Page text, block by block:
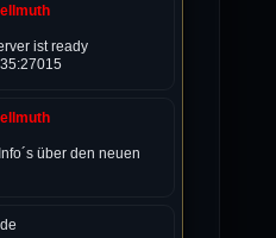
ist ready
über den neuen